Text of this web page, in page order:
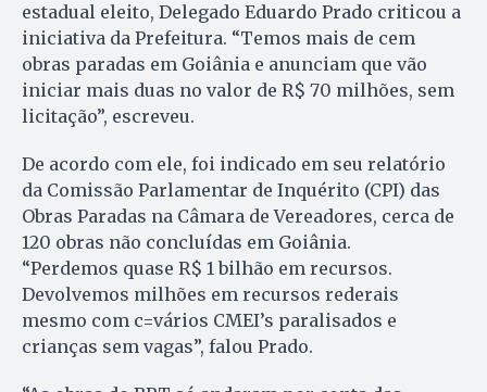
estadual eleito, Delegado Eduardo Prado criticou a
iniciativa da Prefeitura. “Temos mais de cem
obras paradas em Goiânia e anunciam que vão
iniciar mais duas no valor de R$ 70 milhões, sem
licitação”, escreveu.
De acordo com ele, foi indicado em seu relatório
da Comissão Parlamentar de Inquérito (CPI) das
Obras Paradas na Câmara de Vereadores, cerca de
120 obras não concluídas em Goiânia.
“Perdemos quase R$ 1 bilhão em recursos.
Devolvemos milhões em recursos rederais
mesmo com c=vários CMEI’s paralisados e
crianças sem vagas”, falou Prado.